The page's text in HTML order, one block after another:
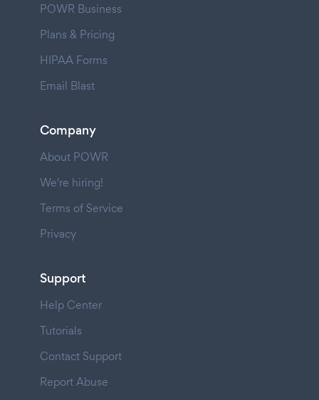
POWR Business
Plans & Pricing
HIPAA Forms
Email Blast
Company
About POWR
We're hiring!
Terms of Service
Privacy
Support
Help Center
Tutorials
Contact Support
Report Abuse